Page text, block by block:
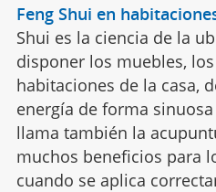
Feng Shui en
Shui es la ciencia de la
disponer los muebles,
habitaciones de la casa,
energía de forma
llama también la
muchos beneficios para
cuando se aplica